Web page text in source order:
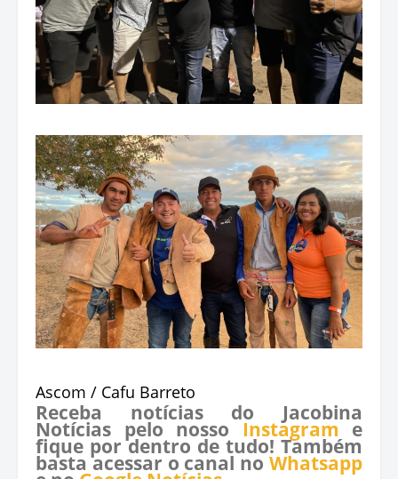
Ascom / Cafu Barreto
Receba notícias do Jacobina
Notícias pelo nosso Instagram e
fique por dentro de tudo! Também
basta acessar o canal no Whatsapp